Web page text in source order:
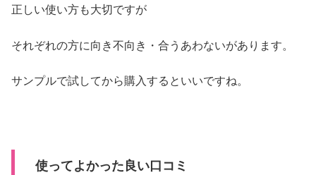
正しい使い方も大切ですが
それぞれの方に向き不向き・合うあわないがあります。
サンプルで試してから購入するといいですね。
使ってよかった良い口コミ